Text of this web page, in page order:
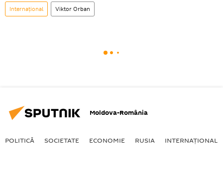
Internaţional Viktor Orban
Moldova-România
POLITICĂ SOCIETATE ECONOMIE RUSIA INTERNAŢIONAL